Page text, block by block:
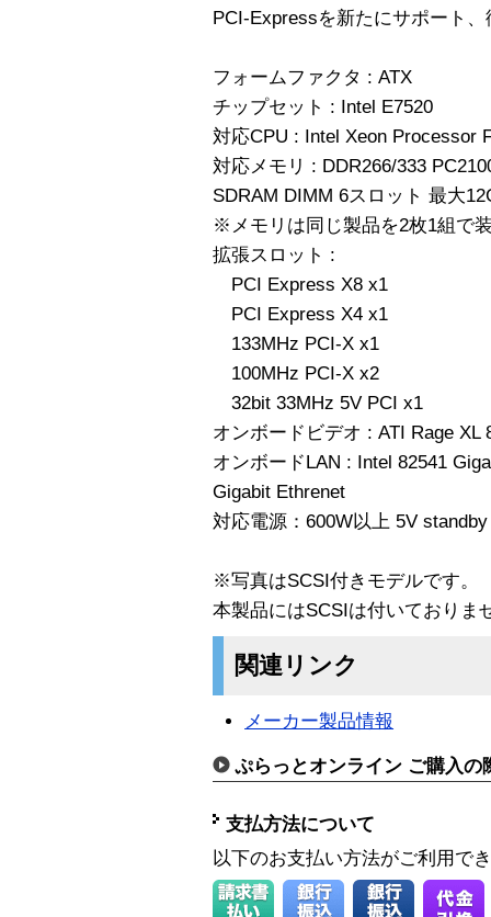
PCI-Expressを新たにサポート
フォームファクタ : ATX
チップセット : Intel E7520
対応CPU : Intel Xeon Processor
対応メモリ : DDR266/333
SDRAM DIMM 6スロット 最大
※メモリは同じ製品を2枚1組で
拡張スロット :
PCI Express X8 x1
PCI Express X4 x1
133MHz PCI-X x1
100MHz PCI-X x2
32bit 33MHz 5V PCI x1
オンボードビデオ : ATI Rage XL
オンボードLAN : Intel 82541
Gigabit Ethrenet
対応電源：600W以上 5V
※写真はSCSI付きモデルです。
本製品にはSCSIは付いておりま
関連リンク
メーカー製品情報
ぷらっとオンライン ご購入の
支払方法について
以下のお支払い方法がご利用で